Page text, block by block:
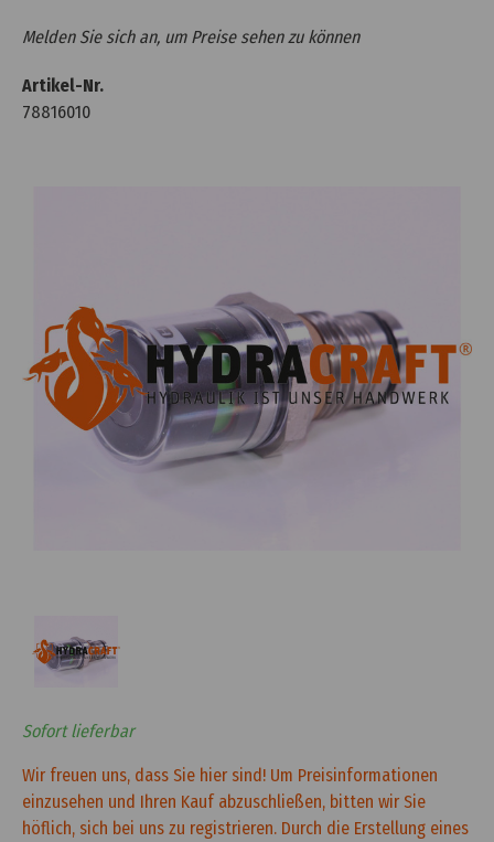
Melden Sie sich an, um Preise sehen zu können
Artikel-Nr.
78816010
Sofort lieferbar
Wir freuen uns, dass Sie hier sind! Um Preisinformationen
einzusehen und Ihren Kauf abzuschließen, bitten wir Sie
höflich, sich bei uns zu registrieren. Durch die Erstellung eines